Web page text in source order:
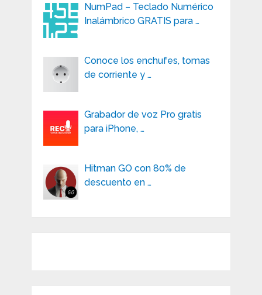
NumPad – Teclado Numérico
Inalámbrico GRATIS para …
Conoce los enchufes, tomas
de corriente y …
Grabador de voz Pro gratis
para iPhone, …
Hitman GO con 80% de
descuento en …